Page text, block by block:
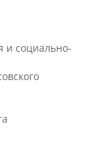
и социально-